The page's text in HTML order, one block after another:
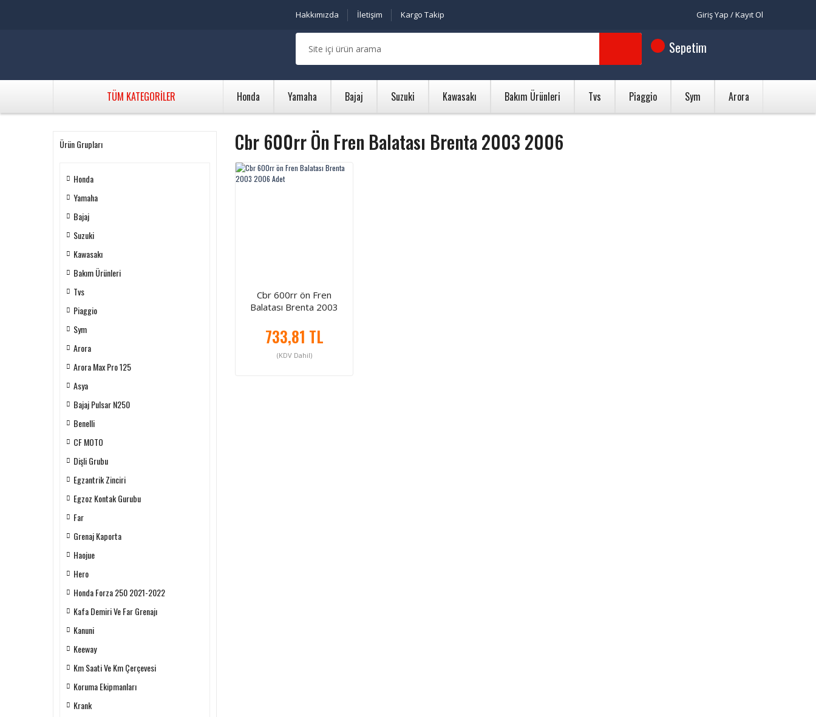
Hakkımızda İletişim Kargo Takip Giriş Yap / Kayıt Ol
Sepetim
TÜM KATEGORİLER Honda Yamaha Bajaj Suzuki Kawasakı Bakım Ürünleri Tvs Piaggio Sym Arora
Ürün Grupları
Honda
Yamaha
Bajaj
Suzuki
Kawasakı
Bakım Ürünleri
Tvs
Piaggio
Sym
Arora
Arora Max Pro 125
Asya
Bajaj Pulsar N250
Benelli
CF MOTO
Dişli Grubu
Egzantrik Zinciri
Egzoz Kontak Gurubu
Far
Grenaj Kaporta
Haojue
Hero
Honda Forza 250 2021-2022
Kafa Demiri Ve Far Grenajı
Kanuni
Keeway
Km Saati Ve Km Çerçevesi
Koruma Ekipmanları
Krank
Cbr 600rr Ön Fren Balatası Brenta 2003 2006
Cbr 600rr ön Fren
Balatası Brenta 2003
733,81 TL
(KDV Dahil)